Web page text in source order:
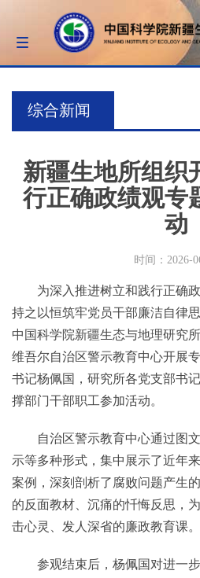
Toggle
navigation
综合新闻
新疆生地所组织
行正确政绩观专
动
时间：2026-
为深入推进树立和践行正确政
持之以恒筑牢党员干部廉洁自律
中国科学院新疆生态与地理研究
维吾尔自治区警示教育中心开展
书记杨佩国，研究所各党支部书
撑部门干部职工参加活动。
自治区警示教育中心通过图文
示等多种形式，集中展示了近年
案例，深刻剖析了腐败问题产生
的反面教材、沉痛的忏悔反思，
击心灵、发人深省的廉政教育课。
参观结束后，杨佩国对进一步